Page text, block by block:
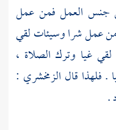
من جنس العمل فمن عمل
عمل شرا وسيئات لقي
غيا وترك الصلاة ،
فلهذا قال الزمخشري :
.